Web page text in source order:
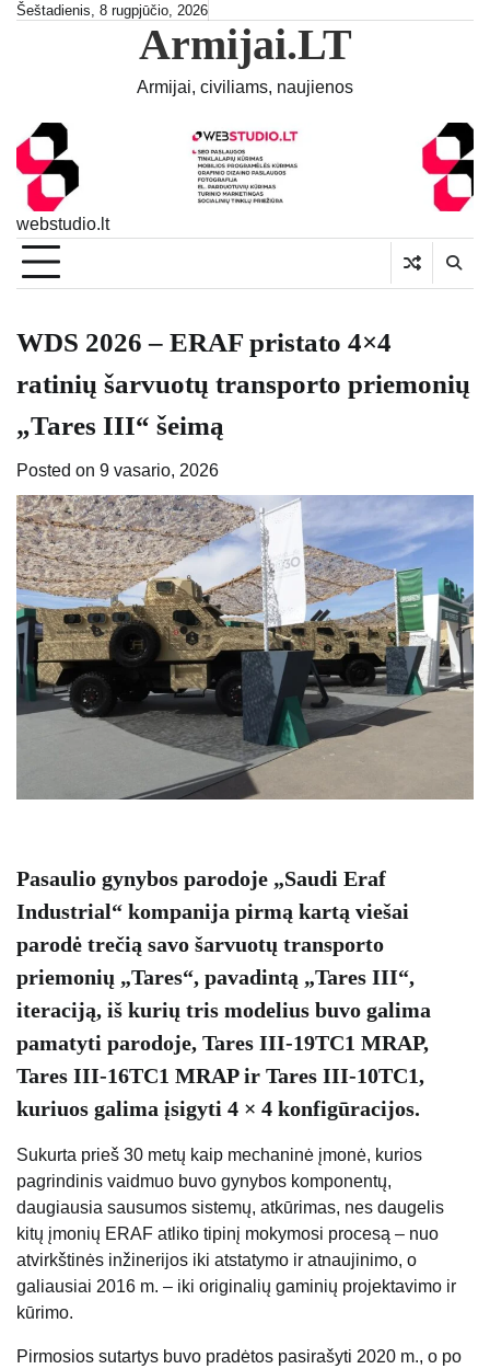
SkipŠeštadienis, 8 rugpjūčio, 2026
Armijai.LT
Armijai, civiliams, naujienos
webstudio.lt
WDS 2026 – ERAF pristato 4×4
ratinių šarvuotų transporto priemonių
„Tares III“ šeimą
Posted on 9 vasario, 2026
Pasaulio gynybos parodoje „Saudi Eraf
Industrial“ kompanija pirmą kartą viešai
parodė trečią savo šarvuotų transporto
priemonių „Tares“, pavadintą „Tares III“,
iteraciją, iš kurių tris modelius buvo galima
pamatyti parodoje, Tares III-19TC1 MRAP,
Tares III-16TC1 MRAP ir Tares III-10TC1,
kuriuos galima įsigyti 4 × 4 konfigūracijos.
Sukurta prieš 30 metų kaip mechaninė įmonė, kurios
pagrindinis vaidmuo buvo gynybos komponentų,
daugiausia sausumos sistemų, atkūrimas, nes daugelis
kitų įmonių ERAF atliko tipinį mokymosi procesą – nuo ​​
atvirkštinės inžinerijos iki atstatymo ir atnaujinimo, o
galiausiai 2016 m. – iki originalių gaminių projektavimo ir
kūrimo.
Pirmosios sutartys buvo pradėtos pasirašyti 2020 m., o po